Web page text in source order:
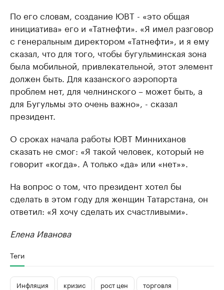
По его словам, создание ЮВТ - «это общая
инициатива» его и «Татнефти». «Я имел разговор
с генеральным директором «Татнефти», и я ему
сказал, что для того, чтобы бугульминская зона
была мобильной, привлекательной, этот элемент
должен быть. Для казанского аэропорта
проблем нет, для челнинского – может быть, а
для Бугульмы это очень важно», - сказал
президент.
О сроках начала работы ЮВТ Минниханов
сказать не смог: «Я такой человек, который не
говорит «когда». А только «да» или «нет»».
На вопрос о том, что президент хотел бы
сделать в этом году для женщин Татарстана, он
ответил: «Я хочу сделать их счастливыми».
Елена Иванова
Теги
Инфляция кризис рост цен торговля